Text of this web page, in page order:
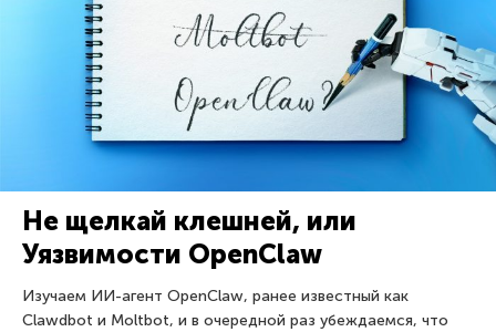
Не щелкай клешней, или
Уязвимости OpenClaw
Изучаем ИИ-агент OpenClaw, ранее известный как
Clawdbot и Moltbot, и в очередной раз убеждаемся, что